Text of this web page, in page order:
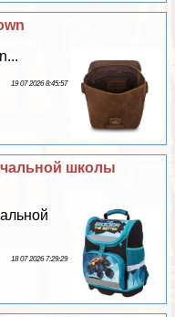
19 07 2026 8:45:57
школы
18 07 2026 7:29:29